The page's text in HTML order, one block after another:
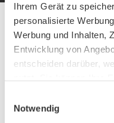
Ihrem Gerät zu
personalisierte
Werbung und Inhalten,
Entwicklung von
entscheiden darüber,
Trigger Symbol ändern
Notwendig
Alle Spiele unserer
Hauptpartner